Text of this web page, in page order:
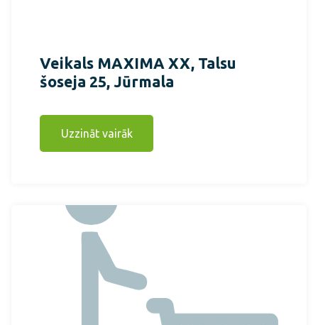
Veikals MAXIMA XX, Talsu
šoseja 25, Jūrmala
Uzzināt vairāk